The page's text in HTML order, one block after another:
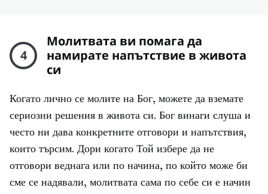
4
Молитвата ви помага да
намирате напътствие в живота
си
Когато лично се молите на Бог, можете да вземате
сериозни решения в живота си. Бог винаги слуша и
често ни дава конкретните отговори и напътствия,
които търсим. Дори когато Той избере да не
отговори веднага или по начина, по който може би
сме се надявали, молитвата сама по себе си е начин